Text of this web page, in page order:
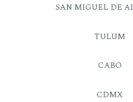
SAN MIGUEL DE
TULUM
CABO
CDMX